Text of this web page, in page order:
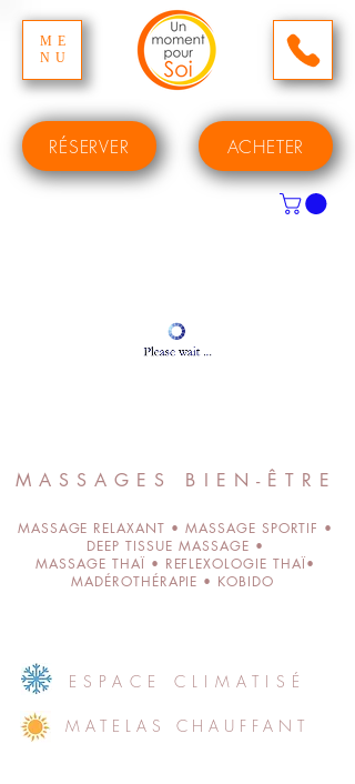
RÉSERVER ACHETER
ME
NU
MASSAGES BIEN-ÊTRE
MASSAGE RELAXANT • MASSAGE SPORTIF •
DEEP TISSUE MASSAGE •
MASSAGE THAÏ • REFLEXOLOGIE THAÏ•
MADÉROTHÉRAPIE • KOBIDO
ESPACE CLIMATISÉ
MATELAS CHAUFFANT